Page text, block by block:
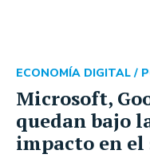
Microsoft,
quedan bajo
impacto en
ECONOMÍA DIGITAL /